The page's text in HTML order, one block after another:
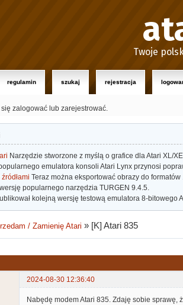
Twoje
regulamin szukaj rejestracja
się zalogować lub zarejestrować.
Narzędzie stworzone z myślą o grafice dla Atari XL/
emulatora konsoli Atari Lynx przynosi
Teraz można eksportować obrazy do formatów
popularnego narzędzia TURGEN 9.4.5.
kolejną wersję testową emulatora 8-bitowego
/ Zamienię Atari » [K] Atari 835
2024-08-30 12:36:40
Nabędę modem Atari 835. Zdaję sobie sprawę,